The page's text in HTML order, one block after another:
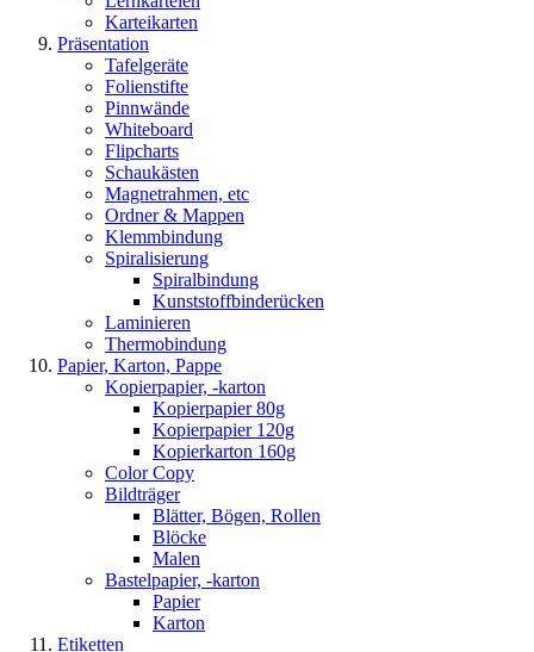
Karteikarten
Präsentation
Tafelgeräte
Folienstifte
Pinnwände
Whiteboard
Flipcharts
Schaukästen
Magnetrahmen, etc
Ordner & Mappen
Klemmbindung
Spiralisierung
Spiralbindung
Kunststoffbinderücken
Laminieren
Thermobindung
Papier, Karton, Pappe
Kopierpapier, -karton
Kopierpapier 80g
Kopierpapier 120g
Kopierkarton 160g
Color Copy
Bildträger
Blätter, Bögen, Rollen
Blöcke
Malen
Bastelpapier, -karton
Papier
Karton
Etiketten